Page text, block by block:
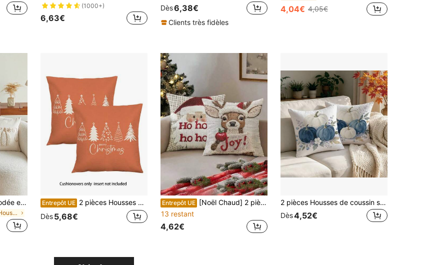
(1000+)
6,63€
Dès6,38€
Clients très fidèles
4,04€ 4,05€
1 pièce Taie d'oreiller brodée en flanelle avec cercle de corde de citrouille de Thanksgiving, convient pour la décoration intérieure, taie d'oreiller décorative pour le festival des récoltes, insert de coussin non inclus
de Lin Housse de coussin
Entrepôt UE 2 pièces Housses de coussin en mélange de lin respirant pour Noël, Père Noël, Chiffres de Noël, Renne, Bonhomme de neige, Flocon de neige, Décoration de Noël, Joyeux Noël, Décorations de Noël, Cadeaux de Noël, Matériau en polyester hypoallergénique, Fermeture éclair cachée, Sans rembourrage, Convient pour la décoration d'intérieur, le salon, les taies d'oreiller, les housses de coussin, les coussins, les housses de coussin, les coussins décoratifs de canapé, les coussins décoratifs de canapé, la décoration d'intérieur, les coussinets doux
Dès5,68€
Entrepôt UE [Noël Chaud] 2 pièces, Impression numérique 2D, Père Noël, Sapin de Noël, Renne, Bonhomme de neige, Flocon de neige, Noël, Décoration de Noël, Cadeau de Noël, Matériau en polyester, Fermeture éclair cachée, Sans rembourrage, Convient pour la décoration de la maison, la décoration du salon, Taie d'oreiller, Housse de coussin, Housse d'oreiller, Coussin décoratif de canapé, Housse de coussin, Coussin moelleux.
13 restant
4,62€
2 pièces Housses de coussin style pastoral minimaliste d'automne bleu & blanc avec motif citrouille et floral, imprimées sur un seul côté, en velours peau de pêche doux pour la peau, 45*45CM, convient pour le salon, la chambre, la décoration intérieure, la fête, la décoration du canapé, housses de coussin décoratives, cadeau de fête, sans insert de coussin
Dès4,52€